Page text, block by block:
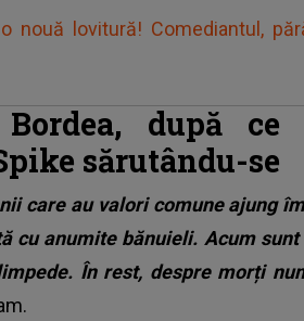
nouă lovitură! Comediantul,
după
sărutându-se
care au valori comune ajung
cu anumite bănuieli. Acum
În rest, despre morți